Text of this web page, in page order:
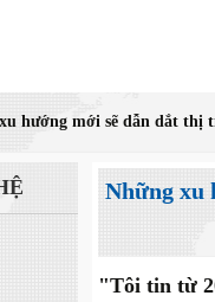
hướng mới sẽ dẫn dắt thị
Những xu
"Tôi tin từ